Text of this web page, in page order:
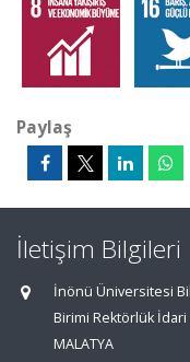
Paylaş
İletişim Bilgileri
İnönü Üniversitesi
Birimi Rektörlük İdari
MALATYA